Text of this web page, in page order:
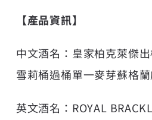
【產品資訊】
中文酒名：皇家柏克萊傑
雪莉桶過桶單一麥芽蘇格
英文酒名：ROYAL